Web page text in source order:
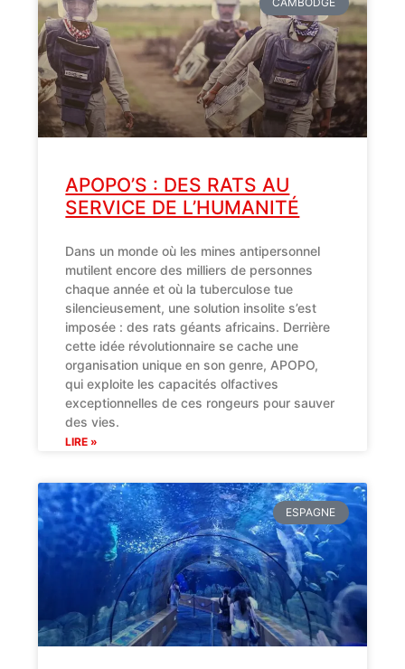
APOPO’S : DES RATS AU
SERVICE DE L’HUMANITÉ
Dans un monde où les mines antipersonnel
mutilent encore des milliers de personnes
chaque année et où la tuberculose tue
silencieusement, une solution insolite s’est
imposée : des rats géants africains. Derrière
cette idée révolutionnaire se cache une
organisation unique en son genre, APOPO,
qui exploite les capacités olfactives
exceptionnelles de ces rongeurs pour sauver
des vies.
LIRE »
ESPAGNE